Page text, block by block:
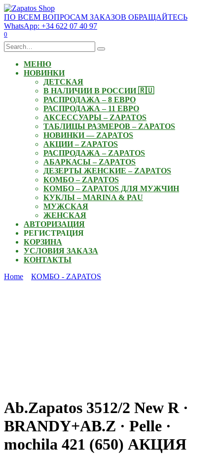
Skip
to
content
ПО ВСЕМ ВОПРОСАМ ЗАКАЗОВ ОБРАЩАЙТЕСЬ
WhatsApp: +34 622 07 40 97
0
Search
for:
МЕНЮ
НОВИНКИ
ДЕТСКАЯ
В НАЛИЧИИ В РОССИИ 🇷🇺
РАСПРОДАЖА – 8 ЕВРО
РАСПРОДАЖА – 11 ЕВРО
АКСЕССУАРЫ – ZAPATOS
ТАБЛИЦЫ РАЗМЕРОВ – ZAPATOS
НОВИНКИ — ZAPATOS
АКЦИИ – ZAPATOS
РАСПРОДАЖА – ZAPATOS
АБАРКАСЫ – ZAPATOS
ДЕЗЕРТЫ ЖЕНСКИЕ – ZAPATOS
КОМБО – ZAPATOS
КОМБО – ZAPATOS ДЛЯ МУЖЧИН
КУКЛЫ – MARINA & PAU
МУЖСКАЯ
ЖЕНСКАЯ
АВТОРИЗАЦИЯ
РЕГИСТРАЦИЯ
КОРЗИНА
УСЛОВИЯ ЗАКАЗА
КОНТАКТЫ
Home
КОМБО - ZAPATOS
Ab.Zapatos 3512/2 New R ·
BRANDY+AB.Z · Pelle ·
mochila 421 (650) АКЦИЯ